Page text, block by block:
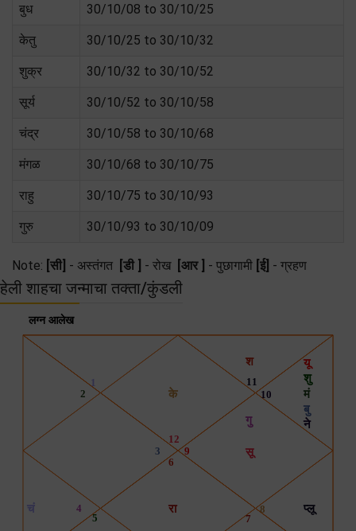
बुध 30/10/08 to 30/10/25
केतु 30/10/25 to 30/10/32
शुक्र 30/10/32 to 30/10/52
सूर्य 30/10/52 to 30/10/58
चंद्र 30/10/58 to 30/10/68
मंगळ 30/10/68 to 30/10/75
राहु 30/10/75 to 30/10/93
गुरु 30/10/93 to 30/10/09
Note: [सी] - अस्तंगत [डी ] - रोख [आर ] - पुछागामी [ई] - ग्रहण
हेली शाहचा जन्माचा तक्ता/कुंडली